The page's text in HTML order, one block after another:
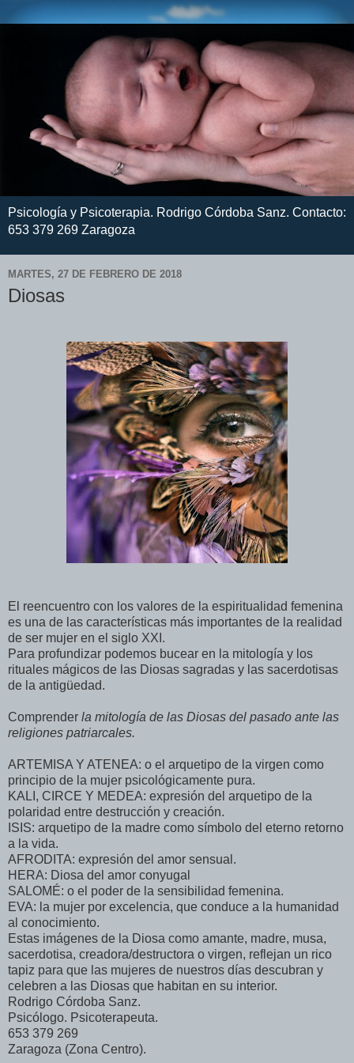
Psicología y Psicoterapia. Rodrigo Córdoba Sanz. Contacto:
653 379 269 Zaragoza
MARTES, 27 DE FEBRERO DE 2018
Diosas
El reencuentro con los valores de la espiritualidad femenina
es una de las características más importantes de la realidad
de ser mujer en el siglo XXI.
Para profundizar podemos bucear en la mitología y los
rituales mágicos de las Diosas sagradas y las sacerdotisas
de la antigüedad.
Comprender la mitología de las Diosas del pasado ante las
religiones patriarcales.
ARTEMISA Y ATENEA: o el arquetipo de la virgen como
principio de la mujer psicológicamente pura.
KALI, CIRCE Y MEDEA: expresión del arquetipo de la
polaridad entre destrucción y creación.
ISIS: arquetipo de la madre como símbolo del eterno retorno
a la vida.
AFRODITA: expresión del amor sensual.
HERA: Diosa del amor conyugal
SALOMÉ: o el poder de la sensibilidad femenina.
EVA: la mujer por excelencia, que conduce a la humanidad
al conocimiento.
Estas imágenes de la Diosa como amante, madre, musa,
sacerdotisa, creadora/destructora o virgen, reflejan un rico
tapiz para que las mujeres de nuestros días descubran y
celebren a las Diosas que habitan en su interior.
Rodrigo Córdoba Sanz.
Psicólogo. Psicoterapeuta.
653 379 269
Zaragoza (Zona Centro).